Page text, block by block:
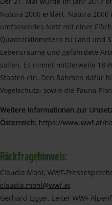
Natura 2000 erklärt. Natura 2000
umfassendes Netz mit einer
Quadratkilometern zu Land und
Lebensräume und gefährdete
sollen. Es nimmt mittlerweile 18
Staaten ein. Den Rahmen dafür
Vogelschutz- sowie die Fauna-
Weitere Informationen zur
Österreich: https://www.wwf.at/
Rückfragehinweis:
Claudia Mohl, WWF-
claudia.mohl@wwf.at
Gerhard Egger, Leiter WWF